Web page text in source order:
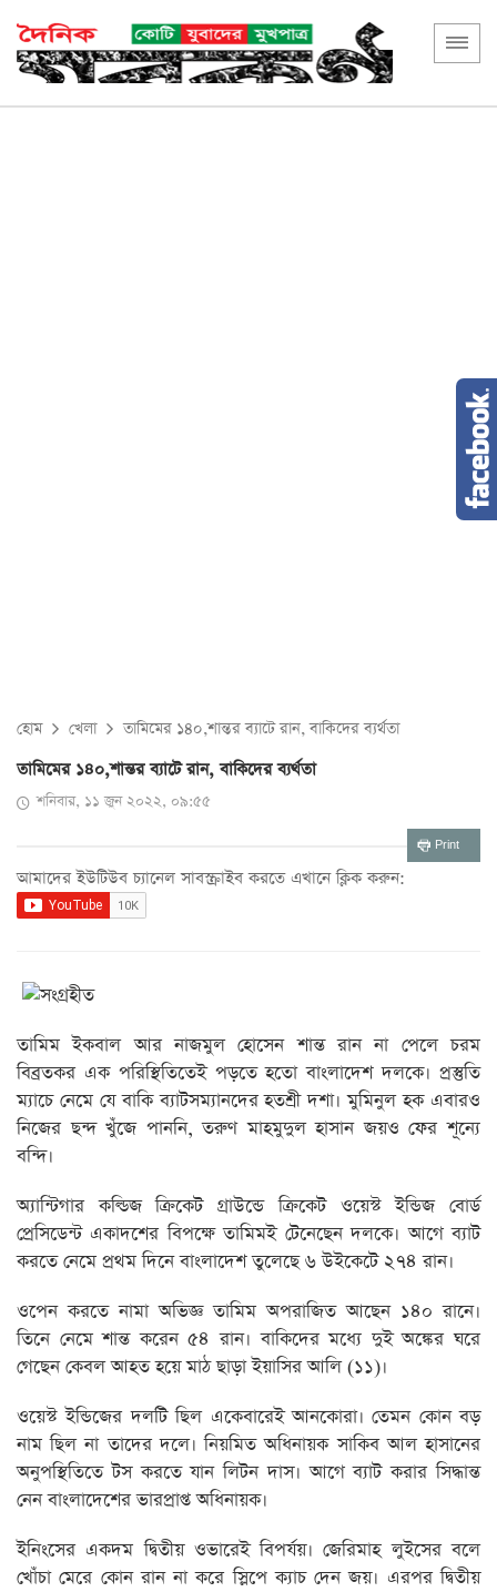
হোম খেলা তামিমের ১৪০,শান্তর ব্যাটে রান, বাকিদের ব্যর্থতা
তামিমের ১৪০,শান্তর ব্যাটে রান, বাকিদের ব্যর্থতা
শনিবার, ১১ জুন ২০২২, ০৯:৫৫
Print
আমাদের ইউটিউব চ্যানেল সাবস্ক্রাইব করতে এখানে ক্লিক করুন:
তামিম ইকবাল আর নাজমুল হোসেন শান্ত রান না পেলে চরম
বিব্রতকর এক পরিস্থিতিতেই পড়তে হতো বাংলাদেশ দলকে। প্রস্তুতি
ম্যাচে নেমে যে বাকি ব্যাটসম্যানদের হতশ্রী দশা। মুমিনুল হক এবারও
নিজের ছন্দ খুঁজে পাননি, তরুণ মাহমুদুল হাসান জয়ও ফের শূন্যে
বন্দি।
অ্যান্টিগার কল্ডিজ ক্রিকেট গ্রাউন্ডে ক্রিকেট ওয়েস্ট ইন্ডিজ বোর্ড
প্রেসিডেন্ট একাদশের বিপক্ষে তামিমই টেনেছেন দলকে। আগে ব্যাট
করতে নেমে প্রথম দিনে বাংলাদেশ তুলেছে ৬ উইকেটে ২৭৪ রান।
ওপেন করতে নামা অভিজ্ঞ তামিম অপরাজিত আছেন ১৪০ রানে।
তিনে নেমে শান্ত করেন ৫৪ রান। বাকিদের মধ্যে দুই অঙ্কের ঘরে
গেছেন কেবল আহত হয়ে মাঠ ছাড়া ইয়াসির আলি (১১)।
ওয়েস্ট ইন্ডিজের দলটি ছিল একেবারেই আনকোরা। তেমন কোন বড়
নাম ছিল না তাদের দলে। নিয়মিত অধিনায়ক সাকিব আল হাসানের
অনুপস্থিতিতে টস করতে যান লিটন দাস। আগে ব্যাট করার সিদ্ধান্ত
নেন বাংলাদেশের ভারপ্রাপ্ত অধিনায়ক।
ইনিংসের একদম দ্বিতীয় ওভারেই বিপর্যয়। জেরিমাহ লুইসের বলে
খোঁচা মেরে কোন রান না করে স্লিপে ক্যাচ দেন জয়। এরপর দ্বিতীয়